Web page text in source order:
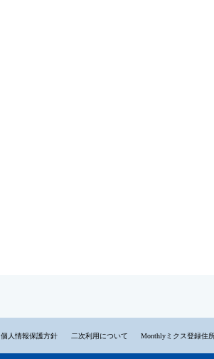
個人情報保護方針 二次利用について Monthlyミクス登録住